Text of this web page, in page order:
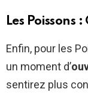
Les Poissons
Enfin, pour les
un moment d’
sentirez plus